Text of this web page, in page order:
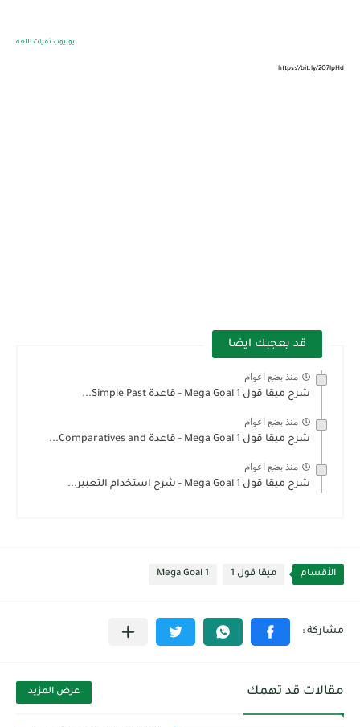
يوتيوب ثمرات اللغة
https://bit.ly/2O7lpHd
قد يعجبك ايضا
منذ بضع اعوام
شرح ميقا قول 1 Mega Goal - قاعدة Simple Past...
منذ بضع اعوام
شرح ميقا قول 1 Mega Goal - قاعدة Comparatives and...
منذ بضع اعوام
شرح ميقا قول 1 Mega Goal - شرح استخدام التعبير...
الأقسام ميقا قول 1 Mega Goal 1
مقالات قد تهمك عرض المزيد